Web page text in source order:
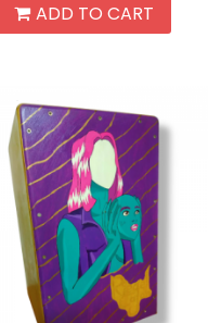
ADD TO CART